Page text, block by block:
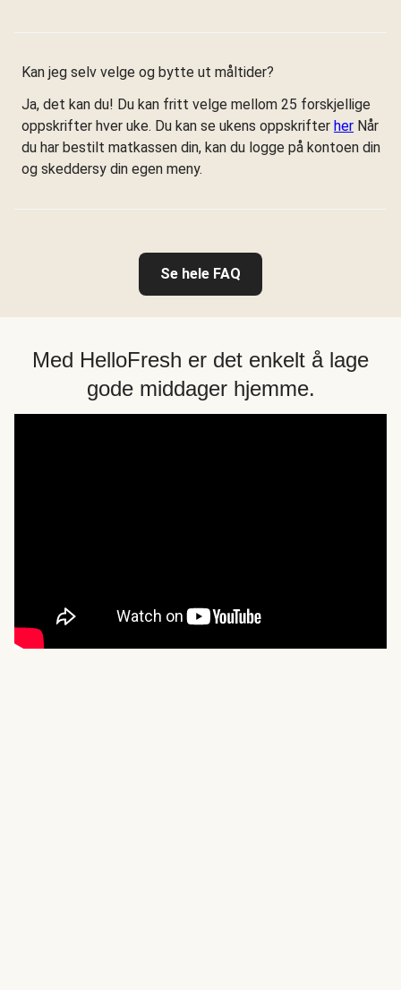
Kan jeg selv velge og bytte ut måltider?
Ja, det kan du! Du kan fritt velge mellom 25 forskjellige
oppskrifter hver uke. Du kan se ukens oppskrifter her Når
du har bestilt matkassen din, kan du logge på kontoen din
og skeddersy din egen meny.
Se hele FAQ
Med HelloFresh er det enkelt å lage
gode middager hjemme.